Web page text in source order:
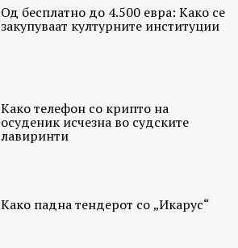
Од бесплатно до 4.500 евра: Како се
закупуваат културните институции
Како телефон со крипто на
осуденик исчезна во судските
лавиринти
Како падна тендерот со „Икарус“